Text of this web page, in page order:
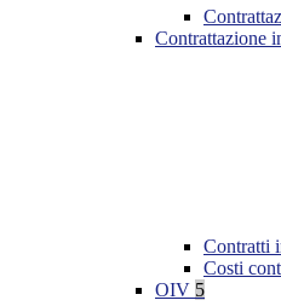
Contrattazione
Contratti
Costi
OIV 5